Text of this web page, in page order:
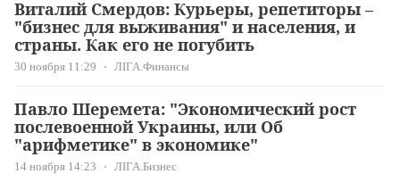
Виталий Смердов: Курьеры, репетиторы –
"бизнес для выживания" и населения, и
страны. Как его не погубить
30 ноября 11:29 ЛІГА.Финансы
Павло Шеремета: "Экономический рост
послевоенной Украины, или Об
"арифметике" в экономике"
14 ноября 14:23 ЛІГА.Бизнес